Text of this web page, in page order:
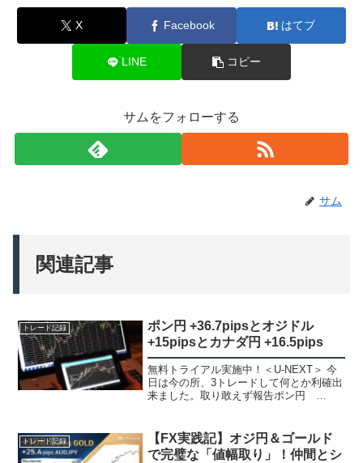
X Facebook はてブ
LINE コピー
サムをフォローする
サム
関連記事
トレード記録
ポン円 +36.7pipsとオジドル
+15pipsとカナダ円 +16.5pips
無料トライアル実施中！＜U-NEXT＞ 今
日は今の所、3トレードして何とか利確出
来ました。取り敢えず報告ポン円
は分かってたのですが、ポン円は余りや
らないの...
トレード記録
【FX実践記】オジ円＆ゴールド
で完璧な「値幅取り」！仲間とシ